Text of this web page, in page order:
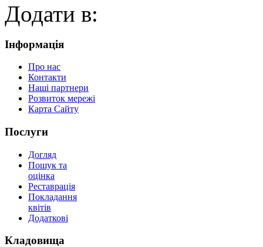
Додати в:
Інформація
Про нас
Контакти
Наші партнери
Розвиток мережі
Карта Сайту
Послуги
Догляд
Пошук та
оцінка
Реставрація
Покладання
квітів
Додаткові
Кладовища